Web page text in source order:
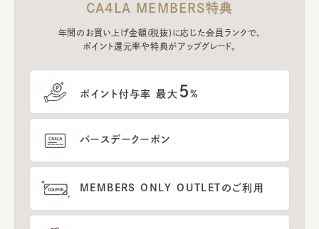
CA4LA MEMBERS特典
年間のお買い上げ金額(税抜)に応じた会員ランクで、
ポイント還元率や特典がアップグレード。
ポイント付与率 最大 5%
バースデークーポン
MEMBERS ONLY OUTLETのご利用